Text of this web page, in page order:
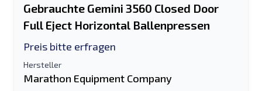
Gebrauchte Gemini 3560 Closed Door
Full Eject Horizontal Ballenpressen
Preis bitte erfragen
Hersteller
Marathon Equipment Company